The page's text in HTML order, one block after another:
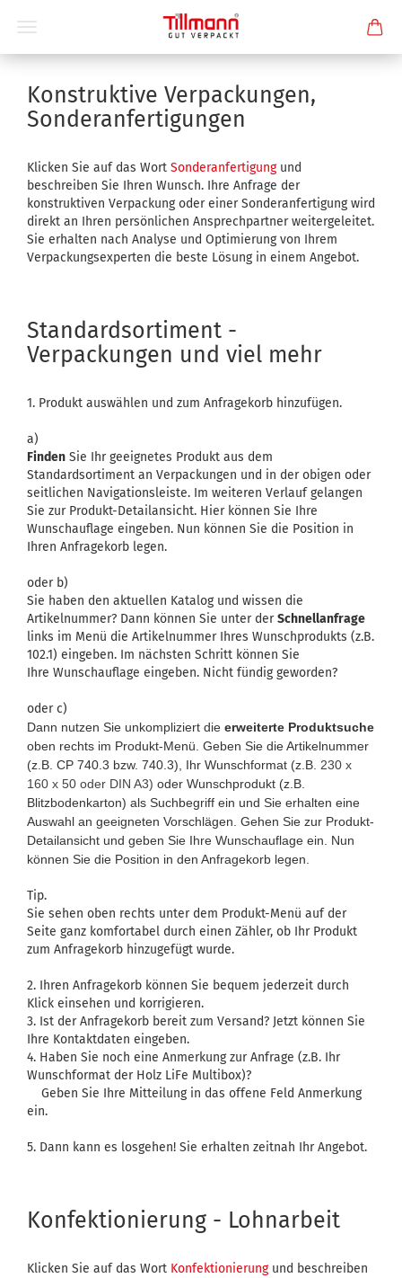
Konstruktive Verpackungen,
Sonderanfertigungen
Klicken Sie auf das Wort Sonderanfertigungund
beschreiben Sie Ihren Wunsch. Ihre Anfrage der
konstruktiven Verpackung oder einer Sonderanfertigung wird
direkt an Ihren persönlichen Ansprechpartner weitergeleitet.
Sie erhalten nach Analyse und Optimierung von Ihrem
Verpackungsexperten die beste Lösung in einem Angebot.
Standardsortiment -
Verpackungen und viel mehr
1. Produkt auswählen und zum Anfragekorb hinzufügen.
a)
Finden Sie Ihr geeignetes Produkt aus dem
Standardsortiment an Verpackungen und in der obigen oder
seitlichen Navigationsleiste. Im weiteren Verlauf gelangen
Sie zur Produkt-Detailansicht. Hier können Sie Ihre
Wunschauflage eingeben. Nun können Sie die Position in
Ihren Anfragekorb legen.
oder b)
Sie haben den aktuellen Katalog und wissen die
Artikelnummer? Dann können Sie unter derSchnellanfrage
links im Menü die Artikelnummer Ihres Wunschprodukts (z.B.
102.1) eingeben. Im nächsten Schritt können Sie
Ihre Wunschauflage eingeben. Nicht fündig geworden?
oder c)
Dann nutzen Sie unkompliziert die erweiterte Produktsuche
oben rechts im Produkt-Menü. Geben Sie die Artikelnummer
(z.B. CP 740.3 bzw. 740.3), Ihr Wunschformat (z.B. 230 x
160 x 50 oder DIN A3) oder Wunschprodukt (z.B.
Blitzbodenkarton) als Suchbegriff ein und Sie erhalten eine
Auswahl an geeigneten Vorschlägen. Gehen Sie zur Produkt-
Detailansicht und geben Sie Ihre Wunschauflage ein. Nun
können Sie die Position in den Anfragekorb legen.
Tip.
Sie sehen oben rechts unter dem Produkt-Menü auf der
Seite ganz komfortabel durch einen Zähler, ob Ihr Produkt
zum Anfragekorb hinzugefügt wurde.
2. Ihren Anfragekorb können Sie bequem jederzeit durch
Klick einsehen und korrigieren.
3. Ist der Anfragekorb bereit zum Versand? Jetzt können Sie
Ihre Kontaktdaten eingeben.
4. Haben Sie noch eine Anmerkung zur Anfrage (z.B. Ihr
Wunschformat der Holz LiFe Multibox)?
Geben Sie Ihre Mitteilung in das offene Feld Anmerkung
ein.
5. Dann kann es losgehen! Sie erhalten zeitnah Ihr Angebot.
Konfektionierung - Lohnarbeit
Klicken Sie auf das Wort Konfektionierungund beschreiben